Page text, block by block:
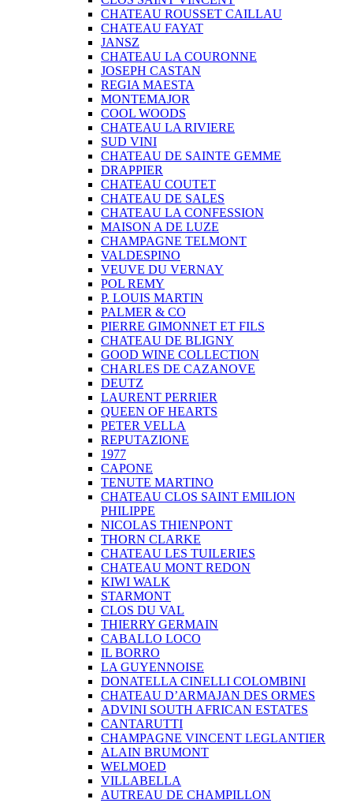
CHATEAU ROUSSET CAILLAU
CHATEAU FAYAT
JANSZ
CHATEAU LA COURONNE
JOSEPH CASTAN
REGIA MAESTA
MONTEMAJOR
COOL WOODS
CHATEAU LA RIVIERE
SUD VINI
CHATEAU DE SAINTE GEMME
DRAPPIER
CHATEAU COUTET
CHATEAU DE SALES
CHATEAU LA CONFESSION
MAISON A DE LUZE
CHAMPAGNE TELMONT
VALDESPINO
VEUVE DU VERNAY
POL REMY
P. LOUIS MARTIN
PALMER & CO
PIERRE GIMONNET ET FILS
CHATEAU DE BLIGNY
GOOD WINE COLLECTION
CHARLES DE CAZANOVE
DEUTZ
LAURENT PERRIER
QUEEN OF HEARTS
PETER VELLA
REPUTAZIONE
1977
CAPONE
TENUTE MARTINO
CHATEAU CLOS SAINT EMILION
PHILIPPE
NICOLAS THIENPONT
THORN CLARKE
CHATEAU LES TUILERIES
CHATEAU MONT REDON
KIWI WALK
STARMONT
CLOS DU VAL
THIERRY GERMAIN
CABALLO LOCO
IL BORRO
LA GUYENNOISE
DONATELLA CINELLI COLOMBINI
CHATEAU D’ARMAJAN DES ORMES
ADVINI SOUTH AFRICAN ESTATES
CANTARUTTI
CHAMPAGNE VINCENT LEGLANTIER
ALAIN BRUMONT
WELMOED
VILLABELLA
AUTREAU DE CHAMPILLON